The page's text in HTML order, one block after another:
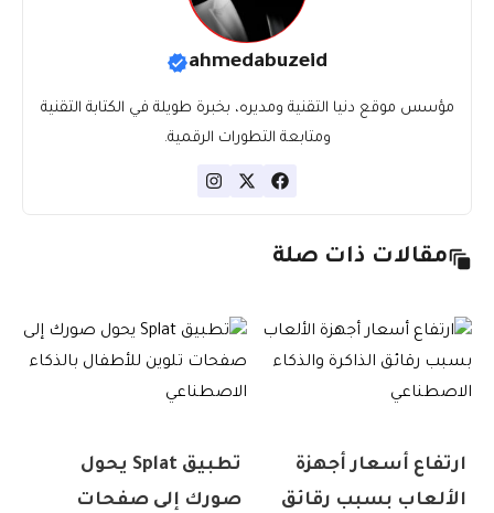
ahmedabuzeid
مؤسس موقع دنيا التقنية ومديره، بخبرة طويلة في الكتابة التقنية
ومتابعة التطورات الرقمية.
مقالات ذات صلة
ارتفاع أسعار أجهزة
الألعاب بسبب رقائق
تطبيق Splat يحول
صورك إلى صفحات